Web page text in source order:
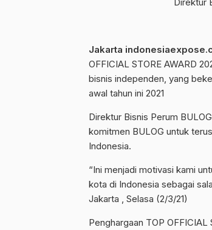
Jakarta
OFFICIAL STORE AWARD
bisnis independen, yang
awal tahun ini 2021
Direktur Bisnis Perum
komitmen BULOG untuk
Indonesia.
“Ini menjadi motivasi kami
kota di Indonesia sebagai
Jakarta , Selasa (2/3/21)
Penghargaan TOP OFFICIAL